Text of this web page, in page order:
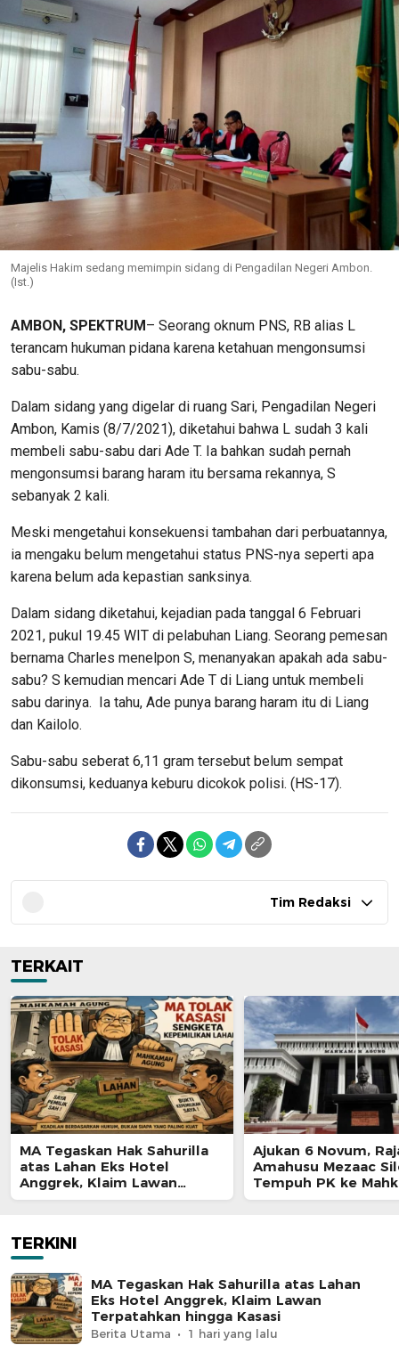
Majelis Hakim sedang memimpin sidang di Pengadilan Negeri Ambon.
(Ist.)
AMBON, SPEKTRUM – Seorang oknum PNS, RB alias L
terancam hukuman pidana karena ketahuan mengonsumsi
sabu-sabu.
Dalam sidang yang digelar di ruang Sari, Pengadilan Negeri
Ambon, Kamis (8/7/2021), diketahui bahwa L sudah 3 kali
membeli sabu-sabu dari Ade T. Ia bahkan sudah pernah
mengonsumsi barang haram itu bersama rekannya, S
sebanyak 2 kali.
Meski mengetahui konsekuensi tambahan dari perbuatannya,
ia mengaku belum mengetahui status PNS-nya seperti apa
karena belum ada kepastian sanksinya.
Dalam sidang diketahui, kejadian pada tanggal 6 Februari
2021, pukul 19.45 WIT di pelabuhan Liang. Seorang pemesan
bernama Charles menelpon S, menanyakan apakah ada sabu-
sabu? S kemudian mencari Ade T di Liang untuk membeli
sabu darinya. Ia tahu, Ade punya barang haram itu di Liang
dan Kailolo.
Sabu-sabu seberat 6,11 gram tersebut belum sempat
dikonsumsi, keduanya keburu dicokok polisi. (HS-17).
Tim Redaksi
TERKAIT
MA Tegaskan Hak Sahurilla
atas Lahan Eks Hotel
Anggrek, Klaim Lawan
Terpatahkan hingga Kasasi
Ajukan 6 Novum,
Amahusu Mezaac
Tempuh PK ke
Agung
TERKINI
MA Tegaskan Hak Sahurilla atas Lahan
Eks Hotel Anggrek, Klaim Lawan
Terpatahkan hingga Kasasi
Berita Utama 1 hari yang lalu